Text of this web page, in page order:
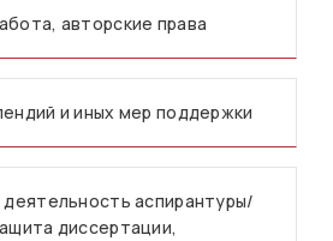
авторские права
и иных мер поддержки
аспирантуры/
диссертации,